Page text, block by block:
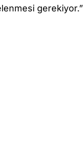
gerekiyor.”